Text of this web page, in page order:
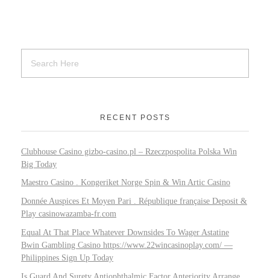
RECENT POSTS
Clubhouse Casino gizbo-casino.pl – Rzeczpospolita Polska Win
Big Today
Maestro Casino . Kongeriket Norge Spin & Win Artic Casino
Donnée Auspices Et Moyen Pari . République française Deposit &
Play casinowazamba-fr.com
Equal At That Place Whatever Downsides To Wager Astatine
Bwin Gambling Casino https://www.22wincasinoplay.com/ —
Philippines Sign Up Today